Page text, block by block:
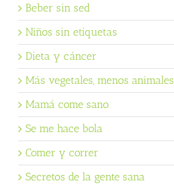
Beber sin sed
Niños sin etiquetas
Dieta y cáncer
Más vegetales, menos animales
Mamá come sano
Se me hace bola
Comer y correr
Secretos de la gente sana